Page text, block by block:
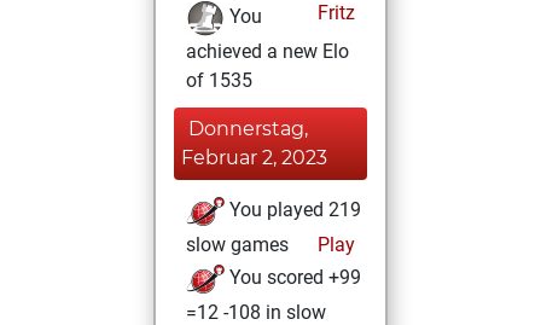
Fritz
You
achieved a new Elo
of 1535
Donnerstag,
Februar 2, 2023
You played 219
slow games
Play
You scored +99
=12 -108 in slow